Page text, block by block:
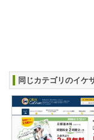
同じカテゴリのイケ